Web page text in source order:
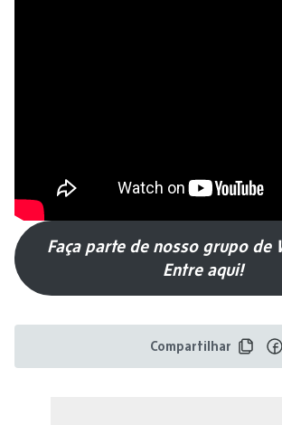
Faça parte de nosso grupo de
Entre aqui!
Compartilhar